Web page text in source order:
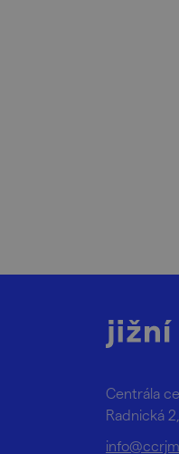
Centrála
Radnická